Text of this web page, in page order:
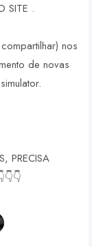
SITE .
nos
de novas
PRECISA